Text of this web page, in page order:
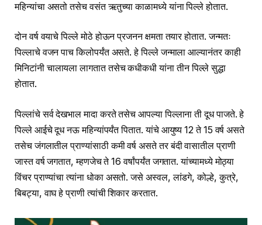
महिन्यांचा असतो तसेच वसंत ऋतुच्या काळामध्ये यांना पिल्ले होतात.
दोन वर्ष वयाचे पिल्ले मोठे होऊन प्रजनन क्षमता तयार होतात. जन्मतः
पिल्लाचे वजन पाच किलोपर्यंत असते. हे पिल्ले जन्माला आल्यानंतर काही
मिनिटांनी चालायला लागतात तसेच कधीकधी यांना तीन पिल्ले सुद्धा
होतात.
पिल्लांचे सर्व देखभाल मादा करते तसेच आपल्या पिल्लाना ती दूध पाजते. हे
पिल्ले आईचे दूध नऊ महिन्यांपर्यंत पितात. यांचे आयुष्य 12 ते 15 वर्ष असते
तसेच जंगलातील प्राण्यांसाठी कमी वर्ष असते तर बंदी वासातील प्राणी
जास्त वर्ष जगतात, म्हणजेच ते 16 वर्षांपर्यंत जगतात. यांच्यामध्ये मोठ्या
विंचर प्राण्यांचा त्यांना धोका असतो. जसे अस्वल, लांडगे, कोल्हे, कुत्रे,
बिबट्या, वाघ हे प्राणी त्यांची शिकार करतात.